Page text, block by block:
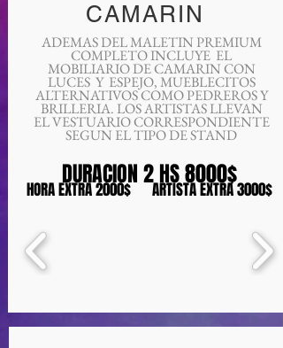
CAMARIN
ADEMAS DEL MALETIN PREMIUM
COMPLETO INCLUYE EL
MOBILIARIO DE CAMARIN CON
LUCES Y ESPEJO, MUEBLECITOS
ALTERNATIVOS COMO PEDREROS Y
BRILLERIA. LOS ARTISTAS LLEVAN
EL VESTUARIO CORRESPONDIENTE
SEGUN EL TIPO DE STAND
DURACION 2 HS 8000$
HORA EXTRA 2000$ ARTISTA EXTRA 3000$